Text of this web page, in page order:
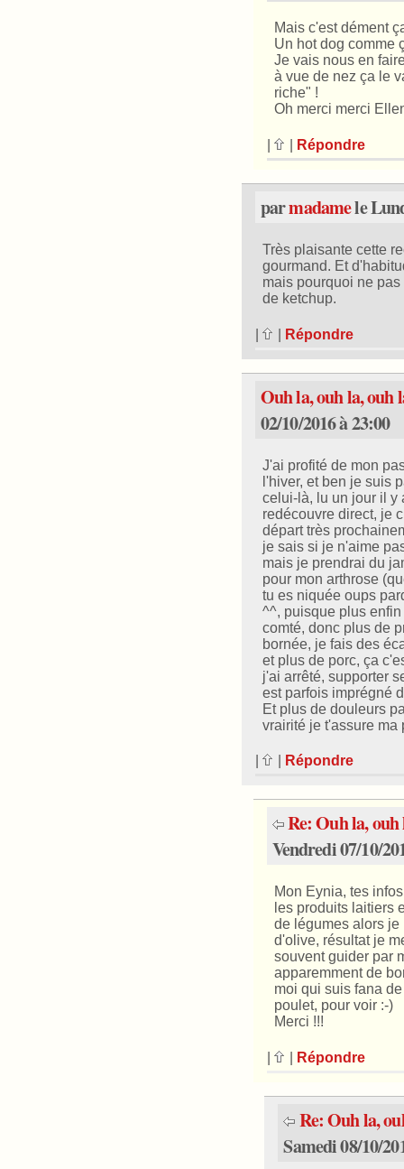
Mais c'est dément
Un hot dog comme
Je vais nous en
à vue de nez ça le
riche" !
Oh merci merci
Répondre
parmadamele
Très plaisante cette
gourmand. Et
mais pourquoi ne
de ketchup.
Répondre
Ouh la, ouh la, ouh
02/10/2016 à 23:00
J'ai profité de mon
l'hiver, et ben je suis
celui-là, lu un jour il y
redécouvre direct, je
départ très
je sais si je n'aime
mais je prendrai du
pour mon arthrose
tu es niquée oups
^^, puisque plus
comté, donc plus de
bornée, je fais des
et plus de porc, ça
j'ai arrêté, supporter
est parfois imprégné
Et plus de douleurs
vrairité je t'assure ma
Répondre
Re: Ouh la,
Vendredi 07/10/
Mon Eynia, tes
les produits laitiers
de légumes alors
d'olive, résultat je
souvent guider par
apparemment de
moi qui suis fana
poulet, pour voir :-)
Merci !!!
Répondre
Re: Ouh la,
Samedi 08/10/